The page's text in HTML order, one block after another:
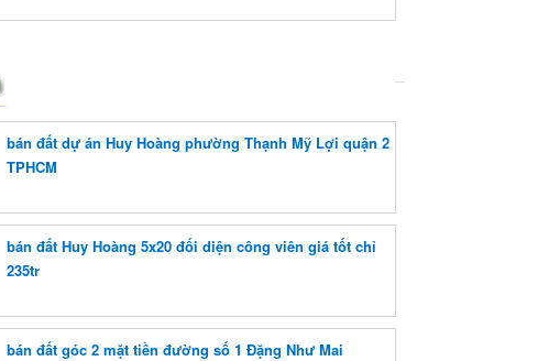
bán đất dự án Huy Hoàng phường Thạnh Mỹ Lợi quận 2
TPHCM
bán đất Huy Hoàng 5x20 đối diện công viên giá tốt chỉ
235tr
bán đất góc 2 mặt tiền đường số 1 Đặng Như Mai